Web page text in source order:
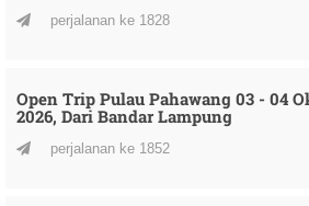
perjalanan ke 1828
Open Trip Pulau Pahawang 03 - 04
2026, Dari Bandar Lampung
perjalanan ke 1852